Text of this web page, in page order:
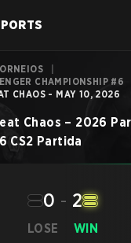
CHAMPIONSHIP #6
CHAOS - MAY 10, 2026
Chaos – 2026
CS2 Partida
LOSE
0 - 2
WIN